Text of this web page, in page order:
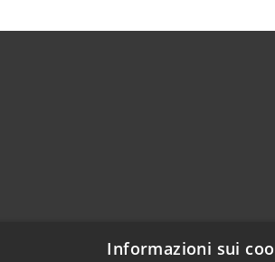
Informazioni sui